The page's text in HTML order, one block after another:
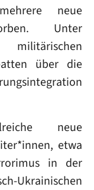
neue
Unter
über die
neue
etwa
in der
Ukrainischen